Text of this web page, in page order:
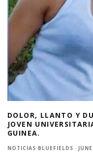
DOLOR, LLANTO Y
JOVEN
GUINEA.
NOTICIAS BLUEFIELDS ·